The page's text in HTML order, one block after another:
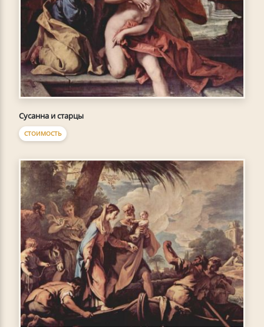
Сусанна и старцы
СТОИМОСТЬ